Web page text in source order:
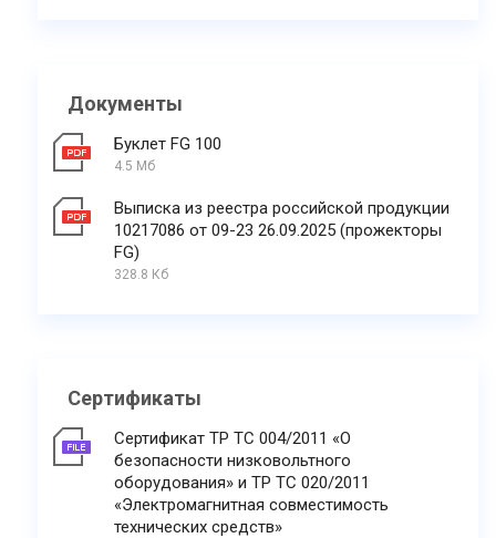
Документы
Буклет FG 100
4.5 Мб
Выписка из реестра российской продукции
10217086 от 09-23 26.09.2025 (прожекторы
FG)
328.8 Кб
Сертификаты
Сертификат ТР ТС 004/2011 «О
безопасности низковольтного
оборудования» и ТР ТС 020/2011
«Электромагнитная совместимость
технических средств»